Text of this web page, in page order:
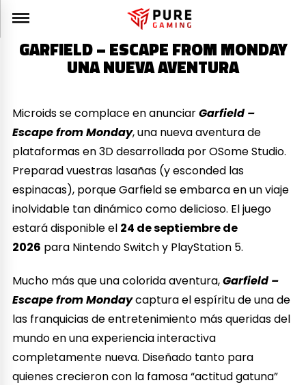
GARFIELD – ESCAPE FROM MONDAY
UNA NUEVA AVENTURA
Microids se complace en anunciarGarfield –
Escape from Monday, una nueva aventura de
plataformas en 3D desarrollada por OSome Studio.
Preparad vuestras lasañas (y esconded las
espinacas), porque Garfield se embarca en un viaje
inolvidable tan dinámico como delicioso. El juego
estará disponible el 24 de septiembre de
2026 para Nintendo Switch y PlayStation 5.
Mucho más que una colorida aventura,Garfield –
Escape from Mondaycaptura el espíritu de una de
las franquicias de entretenimiento más queridas del
mundo en una experiencia interactiva
completamente nueva. Diseñado tanto para
quienes crecieron con la famosa “actitud gatuna”